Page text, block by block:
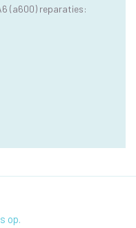
(a600) reparaties:
op.